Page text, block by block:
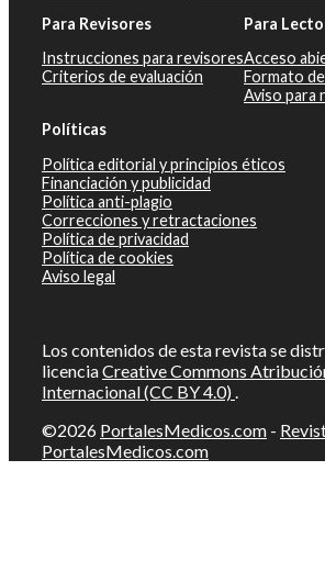
Para Revisores
Instrucciones para revisores
Criterios de evaluación
Para
Acceso
Formato
Aviso para
Políticas
Política editorial y principios éticos
Financiación y publicidad
Política anti-plagio
Correcciones y retractaciones
Política de privacidad
Política de cookies
Aviso legal
Los contenidos de esta revista se
licenciaCreative Commons
Internacional (CC BY 4.0) .
©2026 PortalesMedicos.com -
PortalesMedicos.com